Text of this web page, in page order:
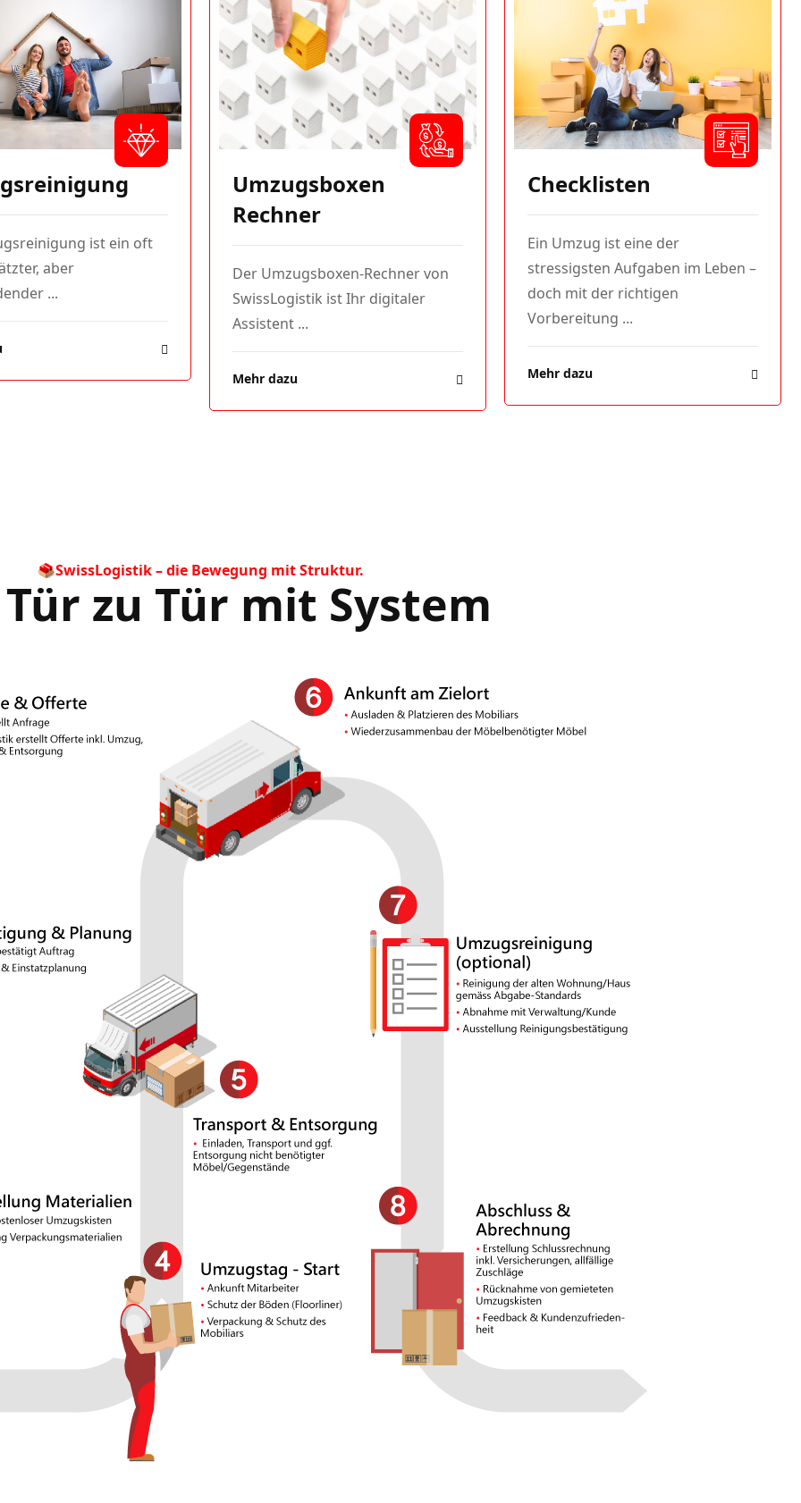
ist ein oft
aber
...
Umzugsboxen
Rechner
Der Umzugsboxen-Rechner von
SwissLogistik ist Ihr digitaler
Assistent ...
Mehr dazu
Checklisten
Ein Umzug ist eine der
stressigsten Aufgaben im Leben –
doch mit der richtigen
Vorbereitung ...
Mehr dazu
SwissLogistik – die Bewegung mit Struktur.
zu Tür mit System